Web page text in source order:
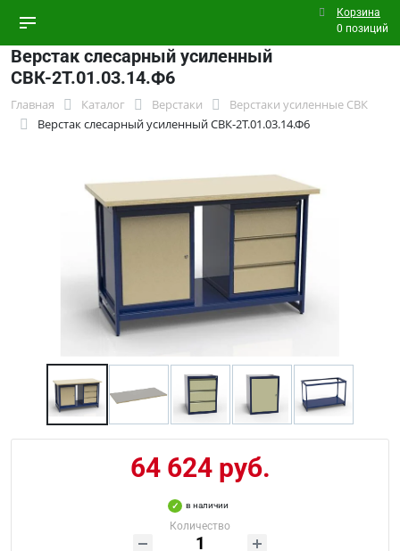
Корзина
0 позиций
Верстак слесарный усиленный
СВК-2Т.01.03.14.Ф6
Главная Каталог Верстаки
Верстаки усиленные СВК
Верстак слесарный усиленный СВК-2Т.01.03.14.Ф6
64 624 руб.
в наличии
Количество